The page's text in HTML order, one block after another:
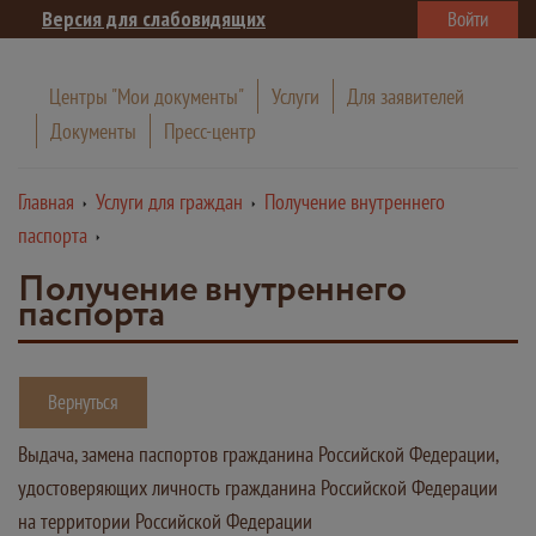
Версия для слабовидящих Войти
Центры "Мои документы" Услуги
Для заявителей
Документы
Пресс-центр
Главная Услуги для граждан
Получение внутреннего
паспорта
Получение внутреннего
паспорта
Вернуться
Выдача, замена паспортов гражданина Российской Федерации,
удостоверяющих личность гражданина Российской Федерации
на территории Российской Федерации